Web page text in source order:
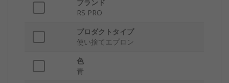
ブランド
RS PRO
プロダクトタイプ
使い捨てエプロン
色
青